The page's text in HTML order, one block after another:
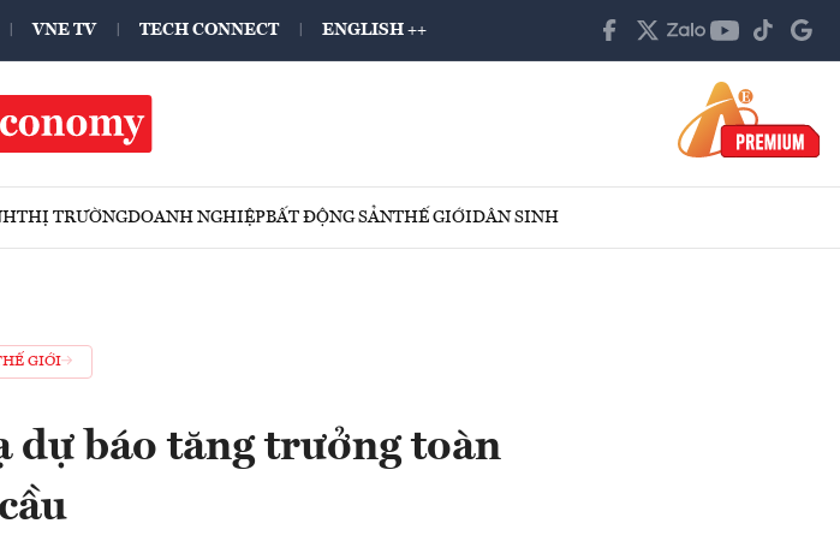
VNE TV TECH CONNECT ENGLISH ++
THỊ TRƯỜNGDOANH NGHIỆPBẤT ĐỘNG SẢNTHẾ GIỚIDÂN SINH
GIỚI
dự báo tăng trưởng toàn
cầu